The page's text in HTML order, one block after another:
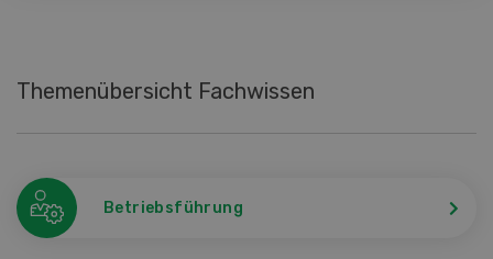
Themenübersicht Fachwissen
Betriebsführung